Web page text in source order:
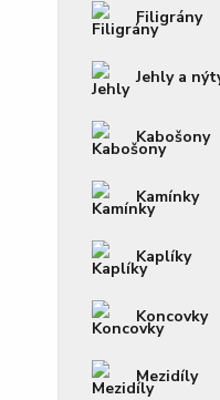
Filigrány
Jehly a
Kabošony
Kamínky
Kaplíky
Koncovky
Mezidíly